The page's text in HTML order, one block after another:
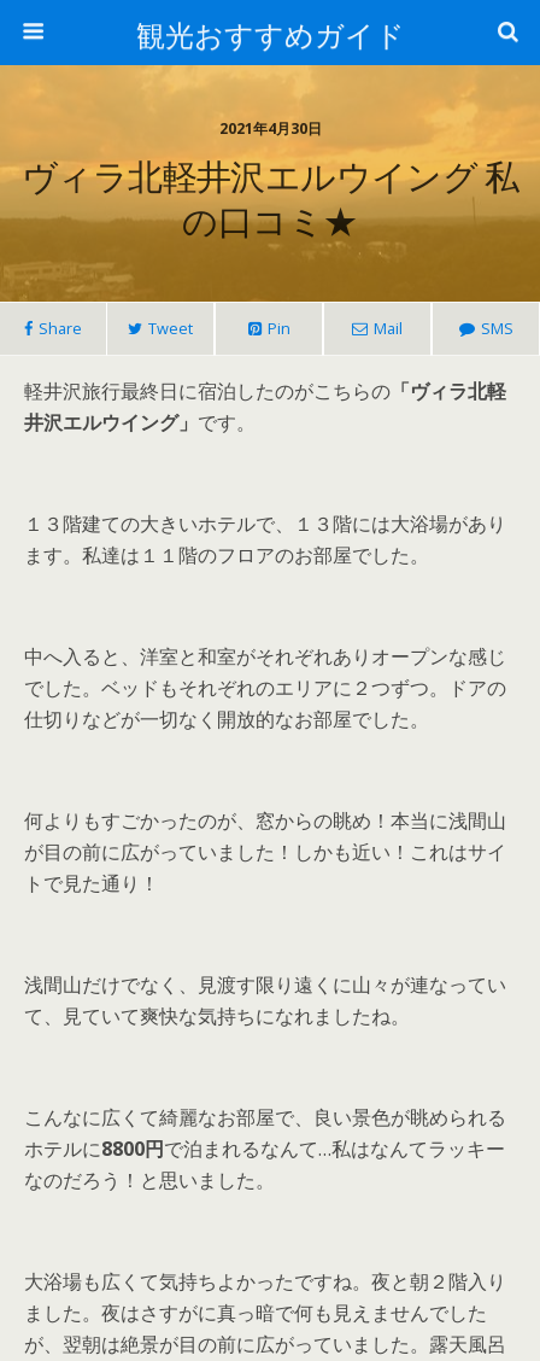
観光おすすめガイド
2021年4月30日
ヴィラ北軽井沢エルウイング 私
の口コミ★
Share Tweet Pin Mail SMS
軽井沢旅行最終日に宿泊したのがこちらの 「ヴィラ北軽
井沢エルウイング」 です。
１３階建ての大きいホテルで、１３階には大浴場があり
ます。私達は１１階のフロアのお部屋でした。
中へ入ると、洋室と和室がそれぞれありオープンな感じ
でした。ベッドもそれぞれのエリアに２つずつ。ドアの
仕切りなどが一切なく開放的なお部屋でした。
何よりもすごかったのが、窓からの眺め！本当に浅間山
が目の前に広がっていました！しかも近い！これはサイ
トで見た通り！
浅間山だけでなく、見渡す限り遠くに山々が連なってい
て、見ていて爽快な気持ちになれましたね。
こんなに広くて綺麗なお部屋で、良い景色が眺められる
ホテルに8800円で泊まれるなんて…私はなんてラッキー
なのだろう！と思いました。
大浴場も広くて気持ちよかったですね。夜と朝２階入り
ました。夜はさすがに真っ暗で何も見えませんでした
が、翌朝は絶景が目の前に広がっていました。露天風呂